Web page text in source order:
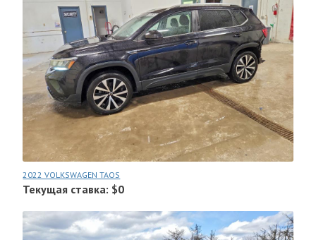
2022 VOLKSWAGEN TAOS
Текущая ставка: $0